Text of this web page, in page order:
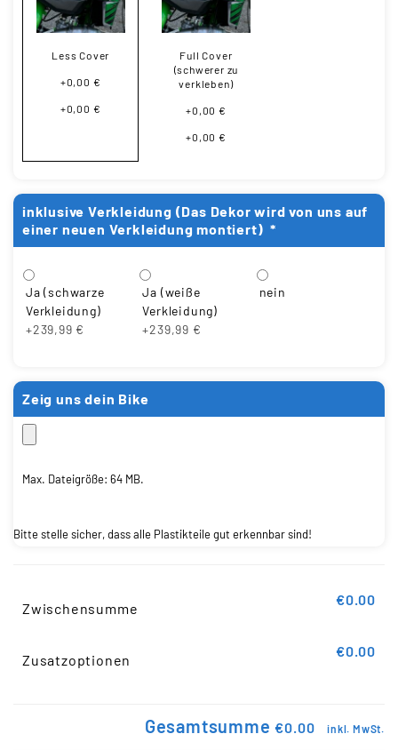
Less Cover
+0,00 €
+0,00 €
Full Cover
(schwerer zu
verkleben)
+0,00 €
+0,00 €
inklusive Verkleidung (Das Dekor wird von uns auf
einer neuen Verkleidung montiert) *
Ja (schwarze
Verkleidung)
+239,99 €
Ja (weiße
Verkleidung)
+239,99 €
nein
Zeig uns dein Bike
Max. Dateigröße: 64 MB.
Bitte stelle sicher, dass alle Plastikteile gut erkennbar sind!
Zwischensumme
€0.00
Zusatzoptionen
€0.00
Gesamtsumme €0.00 inkl. MwSt.